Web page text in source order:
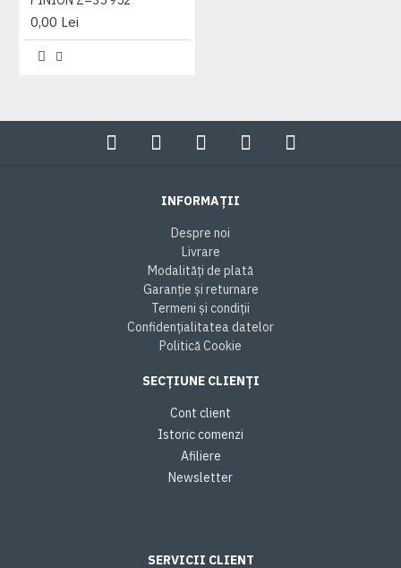
0,00 Lei
INFORMAȚII
Despre noi
Livrare
Modalități de plată
Garanție și returnare
Termeni și condiții
Confidențialitatea datelor
Politică Cookie
SECȚIUNE CLIENȚI
Cont client
Istoric comenzi
Afiliere
Newsletter
SERVICII CLIENT